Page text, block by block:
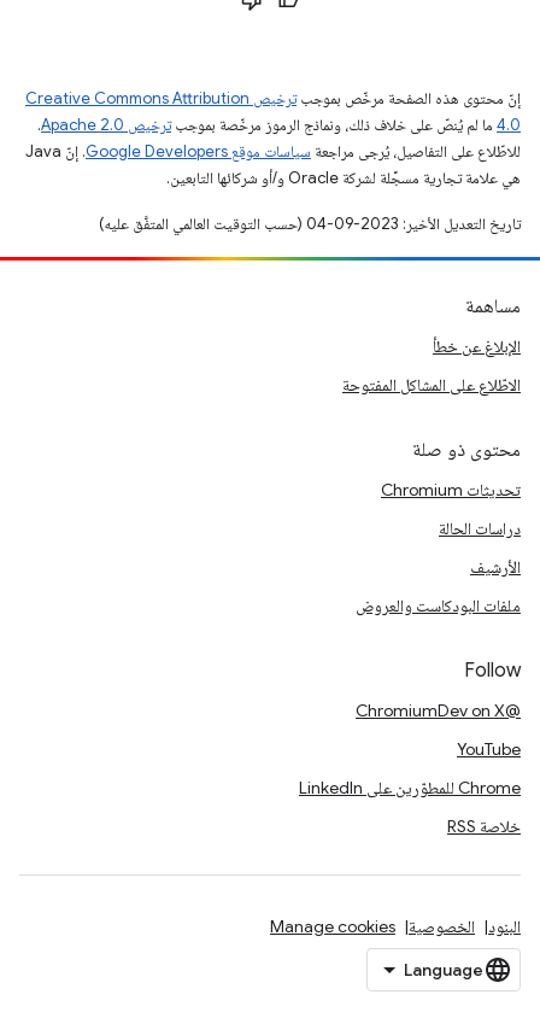
إنّ محتوى هذه الصفحة مرخّص بموجب
ترخيص Creative Commons Attribution
4.0‏ ما لم يُنصّ على خلاف ذلك، ونماذج الرموز مرخّصة بموجبترخيص Apache 2.0‏
.
للاطّلاع على التفاصيل، يُرجى مراجعة سياسات موقع Google Developers‏
. إنّ Java
هي علامة تجارية مسجَّلة لشركة Oracle و/أو شركائها التابعين.
تاريخ التعديل الأخير: 2023-09-04 (حسب التوقيت العالمي المتفَّق عليه)
مساهمة
الإبلاغ عن خطأ
الاطّلاع على المشاكل المفتوحة
محتوى ذو صلة
تحديثات Chromium
دراسات الحالة
الأرشيف
ملفات البودكاست والعروض
Follow
@ChromiumDev on X
YouTube
Chrome للمطوّرين على LinkedIn
خلاصة RSS
البنود الخصوصية Manage cookies